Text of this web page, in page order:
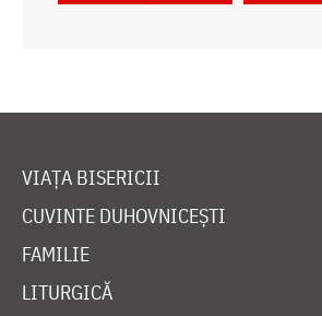
VIAȚA BISERICII
CUVINTE DUHOVNICEȘTI
FAMILIE
LITURGICĂ